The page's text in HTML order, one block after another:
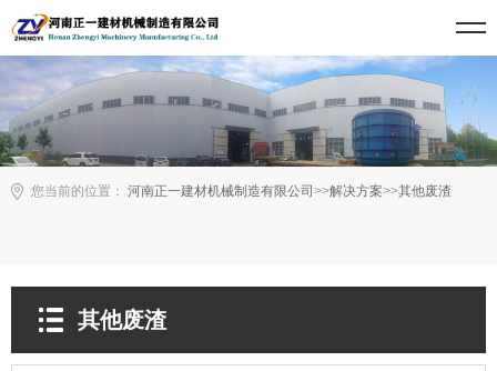
您当前的位置： 河南正一建材机械制造有限公司 >>解决方案>>其他废渣
其他废渣